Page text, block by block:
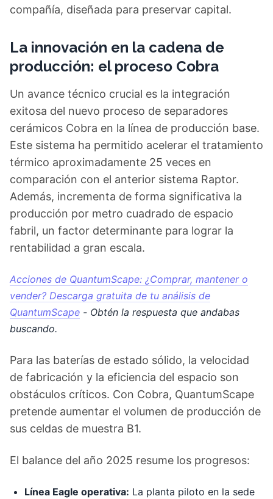
compañía, diseñada para preservar capital.
La innovación en la cadena de
producción: el proceso Cobra
Un avance técnico crucial es la integración
exitosa del nuevo proceso de separadores
cerámicos Cobra en la línea de producción base.
Este sistema ha permitido acelerar el tratamiento
térmico aproximadamente 25 veces en
comparación con el anterior sistema Raptor.
Además, incrementa de forma significativa la
producción por metro cuadrado de espacio
fabril, un factor determinante para lograr la
rentabilidad a gran escala.
Acciones de QuantumScape: ¿Comprar, mantener o
vender? Descarga gratuita de tu análisis de
QuantumScape - Obtén la respuesta que andabas
buscando.
Para las baterías de estado sólido, la velocidad
de fabricación y la eficiencia del espacio son
obstáculos críticos. Con Cobra, QuantumScape
pretende aumentar el volumen de producción de
sus celdas de muestra B1.
El balance del año 2025 resume los progresos:
Línea Eagle operativa: La planta piloto en la sede